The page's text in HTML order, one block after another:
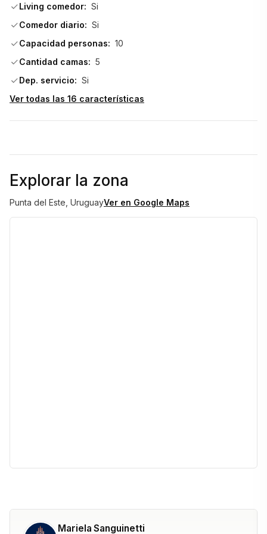
No esperes a que ya no este disponible Reserva ya! No te
pierdas esta oportunidad!
Living comedor: Si
Comedor diario: Si
Capacidad personas: 10
Cantidad camas: 5
Dep. servicio: Si
Ver todas las 16 características
Explorar la zona
Punta del Este, UruguayVer en Google Maps
Mariela Sanguinetti